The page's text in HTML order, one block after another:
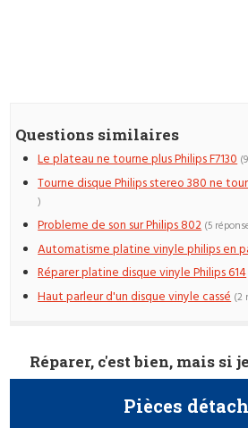
Questions similaires
Le plateau ne tourne plus Philips F7130
Tourne disque Philips stereo 380 ne
)
Probleme de son sur Philips 802 (5
Automatisme platine vinyle philips en
Réparer platine disque vinyle Philips 614
Haut parleur d'un disque vinyle cassé (2
Réparer, c'est bien, mais si
Pièces